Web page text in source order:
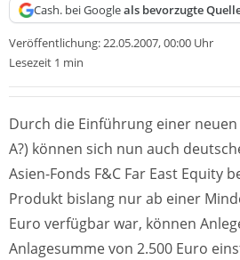
Cash. bei Googleals bevorzugte
Veröffentlichung:22.05.2007, 00:00 Uhr
Lesezeit 1 min
Durch die Einführung einer neuen
A?) können sich nun auch
Asien-Fonds F&C Far East Equity
Produkt bislang nur ab einer
Euro verfügbar war, können
Anlagesumme von 2.500 Euro